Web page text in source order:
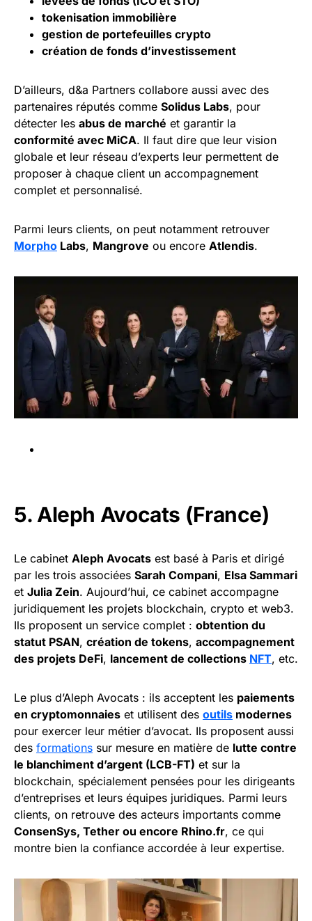
tokenisation immobilière
gestion de portefeuilles crypto
création de fonds d’investissement
D’ailleurs, d&a Partners collabore aussi avec des
partenaires réputés comme Solidus Labs, pour
détecter les abus de marché et garantir la
conformité avec MiCA. Il faut dire que leur vision
globale et leur réseau d’experts leur permettent de
proposer à chaque client un accompagnement
complet et personnalisé.
Parmi leurs clients, on peut notamment retrouver
Morpho Labs, Mangrove ou encore Atlendis.
5. Aleph Avocats (France)
Le cabinet Aleph Avocats est basé à Paris et dirigé
par les trois associées Sarah Compani, Elsa Sammari
et Julia Zein. Aujourd’hui, ce cabinet accompagne
juridiquement les projets blockchain, crypto et web3.
Ils proposent un service complet : obtention du
statut PSAN, création de tokens, accompagnement
des projets DeFi, lancement de collections NFT, etc.
Le plus d’Aleph Avocats : ils acceptent les paiements
en cryptomonnaies et utilisent des outils modernes
pour exercer leur métier d’avocat. Ils proposent aussi
des formations sur mesure en matière de lutte contre
le blanchiment d’argent (LCB-FT) et sur la
blockchain, spécialement pensées pour les dirigeants
d’entreprises et leurs équipes juridiques. Parmi leurs
clients, on retrouve des acteurs importants comme
ConsenSys, Tether ou encore Rhino.fr, ce qui
montre bien la confiance accordée à leur expertise.